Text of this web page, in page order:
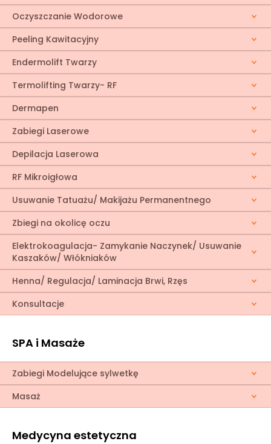
Oczyszczanie Wodorowe
Peeling Kawitacyjny
Endermolift Twarzy
Termolifting Twarzy- RF
Dermapen
Zabiegi Laserowe
Depilacja Laserowa
RF Mikroigłowa
Usuwanie Tatuażu/ Makijażu Permanentnego
Zbiegi na okolicę oczu
Elektrokoagulacja- Zamykanie Naczynek/ Usuwanie
Kaszaków/ Włókniaków
Henna/ Regulacja/ Laminacja Brwi, Rzęs
Konsultacje
SPA i Masaże
Zabiegi Modelujące sylwetkę
Masaż
Medycyna estetyczna